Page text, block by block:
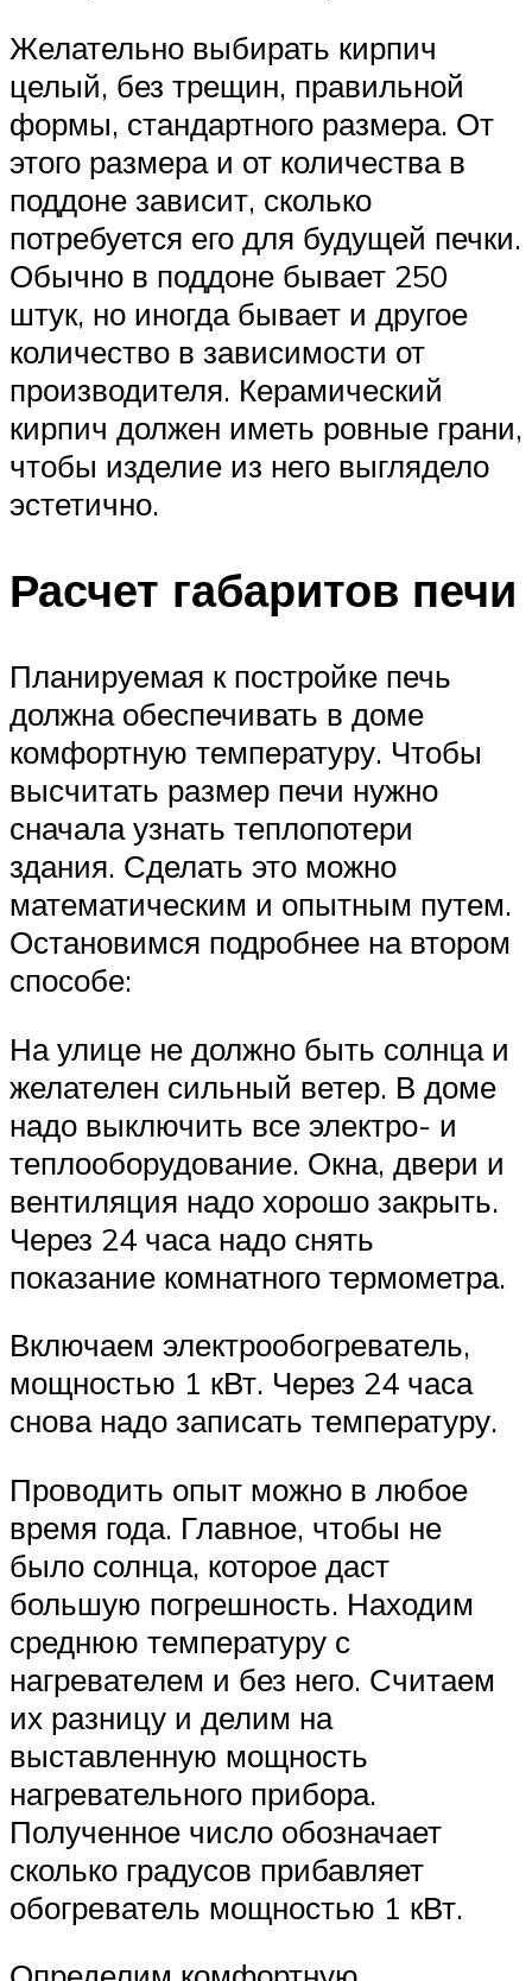
Желательно выбирать кирпич
целый, без трещин, правильной
формы, стандартного размера. От
этого размера и от количества в
поддоне зависит, сколько
потребуется его для будущей печки.
Обычно в поддоне бывает 250
штук, но иногда бывает и другое
количество в зависимости от
производителя. Керамический
кирпич должен иметь ровные грани,
чтобы изделие из него выглядело
эстетично.
Расчет габаритов печи
Планируемая к постройке печь
должна обеспечивать в доме
комфортную температуру. Чтобы
высчитать размер печи нужно
сначала узнать теплопотери
здания. Сделать это можно
математическим и опытным путем.
Остановимся подробнее на втором
способе:
На улице не должно быть солнца и
желателен сильный ветер. В доме
надо выключить все электро- и
теплооборудование. Окна, двери и
вентиляция надо хорошо закрыть.
Через 24 часа надо снять
показание комнатного термометра.
Включаем электрообогреватель,
мощностью 1 кВт. Через 24 часа
снова надо записать температуру.
Проводить опыт можно в любое
время года. Главное, чтобы не
было солнца, которое даст
большую погрешность. Находим
среднюю температуру с
нагревателем и без него. Считаем
их разницу и делим на
выставленную мощность
нагревательного прибора.
Полученное число обозначает
сколько градусов прибавляет
обогреватель мощностью 1 кВт.